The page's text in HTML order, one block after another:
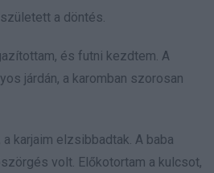
a döntés.
és futni kezdtem. A
járdán, a karomban szorosan
karjaim elzsibbadtak. A baba
volt. Előkotortam a kulcsot,